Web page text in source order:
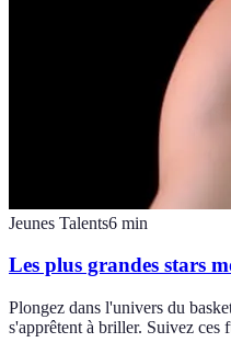
Jeunes Talents6 min
Les plus grandes stars
Plongez dans l'univers du
s'apprêtent à briller. Suivez ces